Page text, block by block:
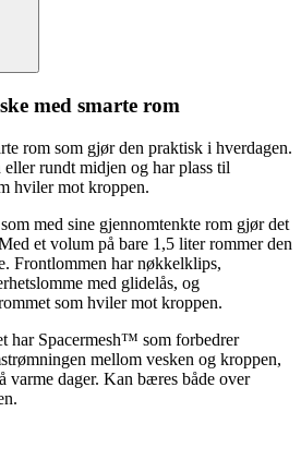
med smarte rom
rom som gjør den praktisk i hverdagen.
rundt midjen og har plass til
hviler mot kroppen.
med sine gjennomtenkte rom gjør det
et volum på bare 1,5 liter rommer den
Frontlommen har nøkkelklips,
med glidelås, og
som hviler mot kroppen.
har Spacermesh™ som forbedrer
mellom vesken og kroppen,
varme dager. Kan bæres både over